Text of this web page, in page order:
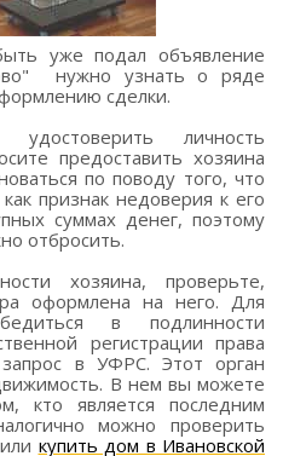
уже подал объявление
нужно узнать о ряде
сделки.
личность
предоставить хозяина
по поводу того, что
признак недоверия к его
суммах денег, поэтому
отбросить.
хозяина, проверьте,
оформлена на него. Для
в подлинности
регистрации права
запрос в УФРС. Этот орган
В нем вы можете
кто является последним
можно проверить
купить дом в Ивановской